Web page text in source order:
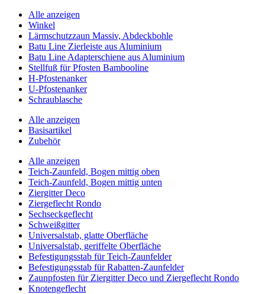
Alle anzeigen
Winkel
Lärmschutzzaun Massiv, Abdeckbohle
Batu Line Zierleiste aus Aluminium
Batu Line Adapterschiene aus Aluminium
Stellfuß für Pfosten Bambooline
H-Pfostenanker
U-Pfostenanker
Schraublasche
Alle anzeigen
Basisartikel
Zubehör
Alle anzeigen
Teich-Zaunfeld, Bogen mittig oben
Teich-Zaunfeld, Bogen mittig unten
Ziergitter Deco
Ziergeflecht Rondo
Sechseckgeflecht
Schweißgitter
Universalstab, glatte Oberfläche
Universalstab, geriffelte Oberfläche
Befestigungsstab für Teich-Zaunfelder
Befestigungsstab für Rabatten-Zaunfelder
Zaunpfosten für Ziergitter Deco und Ziergeflecht Rondo
Knotengeflecht